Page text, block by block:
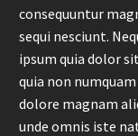
consequuntur
sequi nesciunt.
ipsum quia dolor
quia non
dolore magnam
unde omnis iste